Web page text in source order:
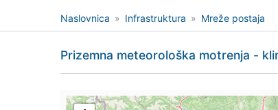
Naslovnica Infrastruktura Mreže postaja
Prizemna meteorološka motrenja -